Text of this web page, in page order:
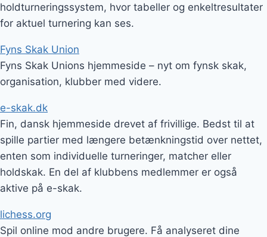
holdturneringssystem, hvor tabeller og enkeltresultater
for aktuel turnering kan ses.
Fyns Skak Union
Fyns Skak Unions hjemmeside – nyt om fynsk skak,
organisation, klubber med videre.
e-skak.dk
Fin, dansk hjemmeside drevet af frivillige. Bedst til at
spille partier med længere betænkningstid over nettet,
enten som individuelle turneringer, matcher eller
holdskak. En del af klubbens medlemmer er også
aktive på e-skak.
lichess.org
Spil online mod andre brugere. Få analyseret dine